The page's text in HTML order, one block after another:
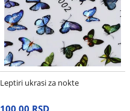
Leptiri ukrasi za nokte
100,00 RSD